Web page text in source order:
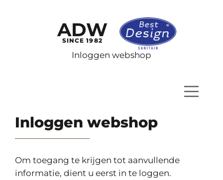
ADW
SINCE 1982
Inloggen webshop
Inloggen webshop
Om toegang te krijgen tot aanvullende
informatie, dient u eerst in te loggen.